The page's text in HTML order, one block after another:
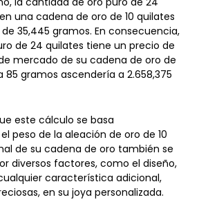
una cadena de oro de 10 quilates
35,445 gramos. En consecuencia,
de 24 quilates tiene un precio de
mercado de su cadena de oro de
85 gramos ascendería a 2.658,375
peso de la aleación de oro de 10
de su cadena de oro también se
diversos factores, como el diseño,
característica adicional,
en su joya personalizada.